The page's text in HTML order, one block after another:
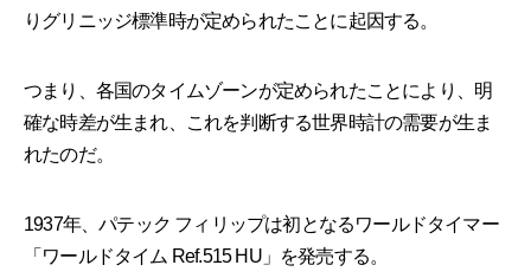
りグリニッジ標準時が定められたことに起因する。
つまり、各国のタイムゾーンが定められたことにより、明
確な時差が生まれ、これを判断する世界時計の需要が生ま
れたのだ。
1937年、パテック フィリップは初となるワールドタイマー
「ワールドタイム Ref.515 HU」を発売する。